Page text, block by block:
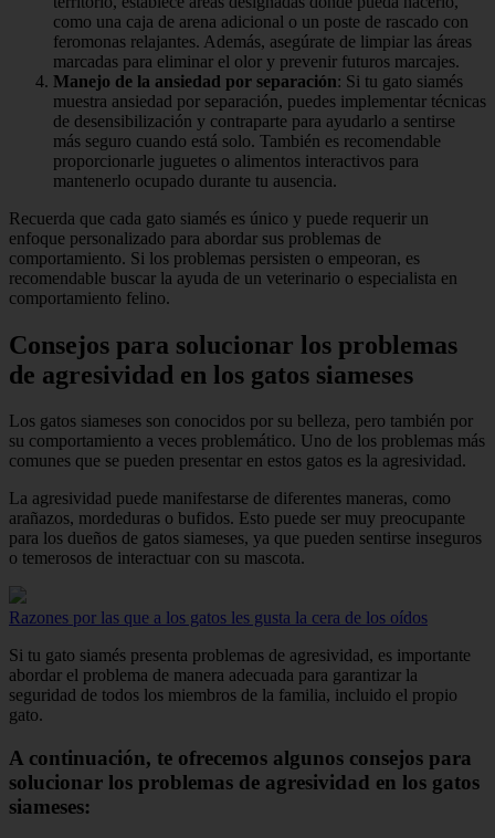
como una caja de arena adicional o un poste de rascado con
feromonas relajantes. Además, asegúrate de limpiar las áreas
marcadas para eliminar el olor y prevenir futuros marcajes.
Manejo de la ansiedad por separación: Si tu gato siamés
muestra ansiedad por separación, puedes implementar técnicas
de desensibilización y contraparte para ayudarlo a sentirse
más seguro cuando está solo. También es recomendable
proporcionarle juguetes o alimentos interactivos para
mantenerlo ocupado durante tu ausencia.
Recuerda que cada gato siamés es único y puede requerir un
enfoque personalizado para abordar sus problemas de
comportamiento. Si los problemas persisten o empeoran, es
recomendable buscar la ayuda de un veterinario o especialista en
comportamiento felino.
Consejos para solucionar los problemas
de agresividad en los gatos siameses
Los gatos siameses son conocidos por su belleza, pero también por
su comportamiento a veces problemático. Uno de los problemas más
comunes que se pueden presentar en estos gatos es la agresividad.
La agresividad puede manifestarse de diferentes maneras, como
arañazos, mordeduras o bufidos. Esto puede ser muy preocupante
para los dueños de gatos siameses, ya que pueden sentirse inseguros
o temerosos de interactuar con su mascota.
Razones por las que a los gatos les gusta la cera de los oídos
Si tu gato siamés presenta problemas de agresividad, es importante
abordar el problema de manera adecuada para garantizar la
seguridad de todos los miembros de la familia, incluido el propio
gato.
A continuación, te ofrecemos algunos consejos para
solucionar los problemas de agresividad en los gatos
siameses: